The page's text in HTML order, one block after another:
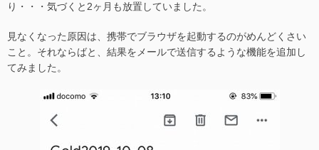
り・・・気づくと2ヶ月も放置していました。
見なくなった原因は、携帯でブラウザを起動するのがめんどくさい
こと。それならばと、結果をメールで送信するような機能を追加し
てみました。